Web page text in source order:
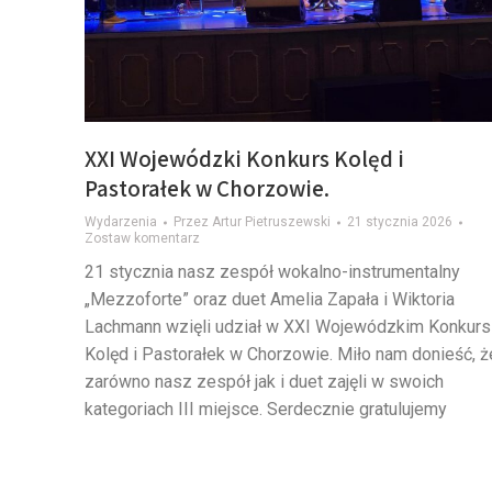
XXI Wojewódzki Konkurs Kolęd i
Pastorałek w Chorzowie.
Wydarzenia Przez Artur Pietruszewski
21 stycznia 2026
Zostaw komentarz
21 stycznia nasz zespół wokalno-instrumentalny
„Mezzoforte” oraz duet Amelia Zapała i Wiktoria
Lachmann wzięli udział w XXI Wojewódzkim
Kolęd i Pastorałek w Chorzowie. Miło nam donieść,
zarówno nasz zespół jak i duet zajęli w swoich
kategoriach III miejsce. Serdecznie gratulujemy